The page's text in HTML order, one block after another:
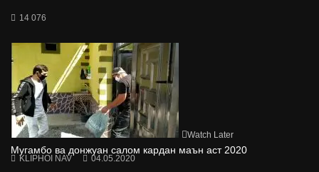
14 076
Watch Later
Мугамбо ва донжуан салом кардан маън аст 2020
KLIPHOI NAV 04.05.2020